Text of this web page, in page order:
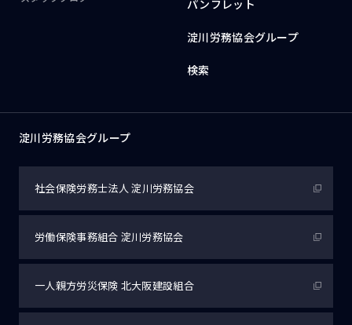
パンフレット
淀川労務協会グループ
検索
淀川労務協会グループ
社会保険労務士法人淀川労務協会
労働保険事務組合 淀川労務協会
一人親方労災保険 北大阪建設組合